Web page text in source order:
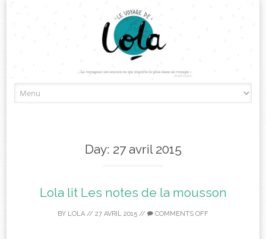
to
Day: 27 avril 2015
Lola lit Les notes de la mousson
BY LOLA // 27 AVRIL 2015 // COMMENTS OFF